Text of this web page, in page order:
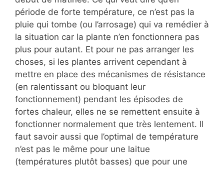
période de forte température, ce n’est pas la
pluie qui tombe (ou l’arrosage) qui va remédier à
la situation car la plante n’en fonctionnera pas
plus pour autant. Et pour ne pas arranger les
choses, si les plantes arrivent cependant à
mettre en place des mécanismes de résistance
(en ralentissant ou bloquant leur
fonctionnement) pendant les épisodes de
fortes chaleur, elles ne se remettent ensuite à
fonctionner normalement que très lentement. Il
faut savoir aussi que l’optimal de température
n’est pas le même pour une laitue
(températures plutôt basses) que pour une